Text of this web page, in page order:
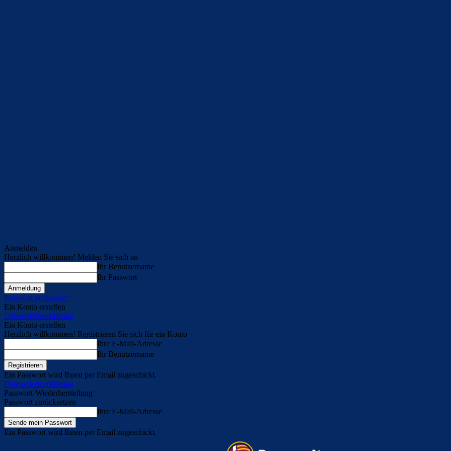
Anmelden
Herzlich willkommen! Melden Sie sich an
Ihr Benutzername
Ihr Passwort
Passwort vergessen?
Ein Konto erstellen
Datenschutzerklärung
Ein Konto erstellen
Herzlich willkommen! Registrieren Sie sich für ein Konto
Ihre E-Mail-Adresse
Ihr Benutzername
Ein Passwort wird Ihnen per Email zugeschickt.
Datenschutzerklärung
Passwort-Wiederherstellung
Passwort zurücksetzen
Ihre E-Mail-Adresse
Ein Passwort wird Ihnen per Email zugeschickt.